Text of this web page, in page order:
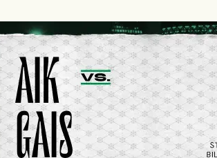
lyckades få in 2-0.